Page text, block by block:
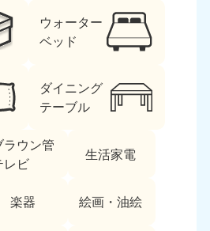
ウォーター
ベッド
ダイニング
テーブル
ラウン管
レビ
生活家電
楽器 絵画・油絵